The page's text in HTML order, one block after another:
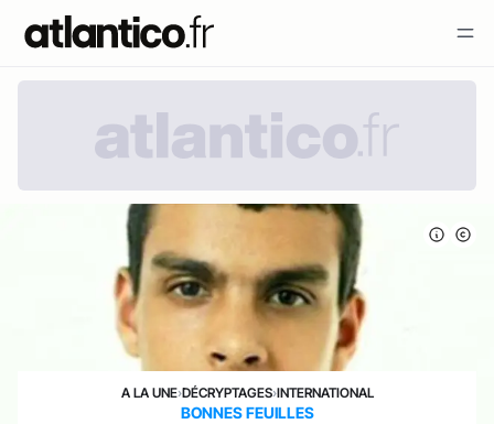
A LA UNE›DÉCRYPTAGES›INTERNATIONAL
BONNES FEUILLES